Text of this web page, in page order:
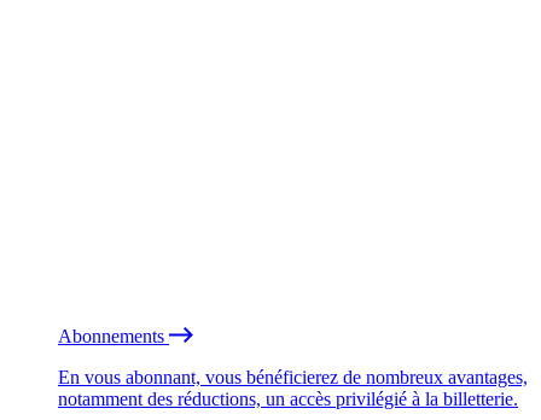
Abonnements
En vous abonnant, vous bénéficierez de nombreux avantages,
notamment des réductions, un accès privilégié à la billetterie.